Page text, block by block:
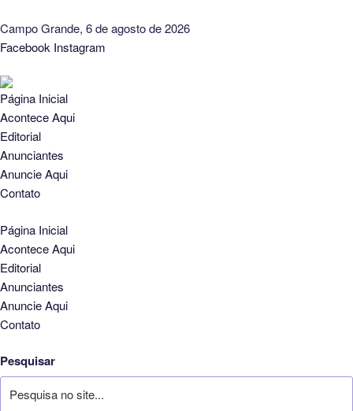
Campo Grande, 6 de agosto de 2026
Facebook Instagram
Página Inicial
Acontece Aqui
Editorial
Anunciantes
Anuncie Aqui
Contato
Página Inicial
Acontece Aqui
Editorial
Anunciantes
Anuncie Aqui
Contato
Pesquisar